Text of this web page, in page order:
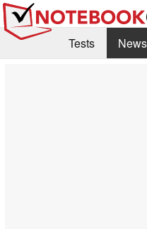
Tests News